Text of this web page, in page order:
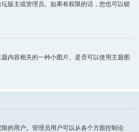
版主或管理员。如果有权限的话，您也可以锁
内容相关的一种小图片。是否可以使用主题图
的用户。管理员用户可以从各个方面控制论